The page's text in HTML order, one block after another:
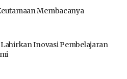
Membacanya
Inovasi Pembelajaran